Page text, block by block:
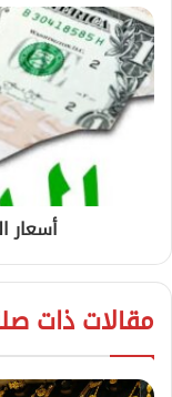
أسعار
مقالات ذات